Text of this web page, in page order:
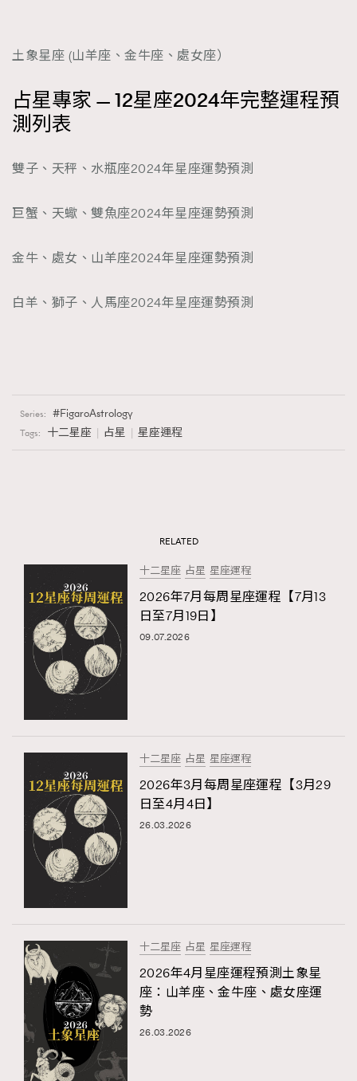
土象星座 (山羊座、金牛座、處女座）
占星專家 — 12星座2024年完整運程預
測列表
雙子、天秤、水瓶座2024年星座運勢預測
巨蟹、天蠍、雙魚座2024年星座運勢預測
金牛、處女、山羊座2024年星座運勢預測
白羊、獅子、人馬座2024年星座運勢預測
Series: FigaroAstrology
Tags: 十二星座 占星 星座運程
RELATED
十二星座 占星 星座運程
2026年7月每周星座運程【7月13
日至7月19日】
09.07.2026
十二星座 占星 星座運程
2026年3月每周星座運程【3月29
日至4月4日】
26.03.2026
十二星座 占星 星座運程
2026年4月星座運程預測土象星
座：山羊座、金牛座、處女座運
勢
26.03.2026